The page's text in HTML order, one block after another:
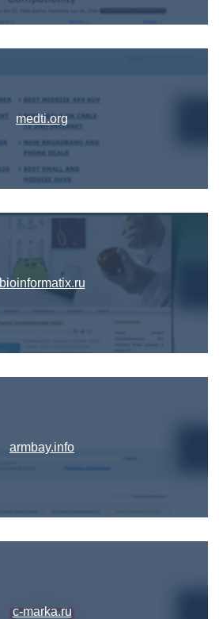
medti.org
bioinformatix.ru
armbay.info
c-marka.ru